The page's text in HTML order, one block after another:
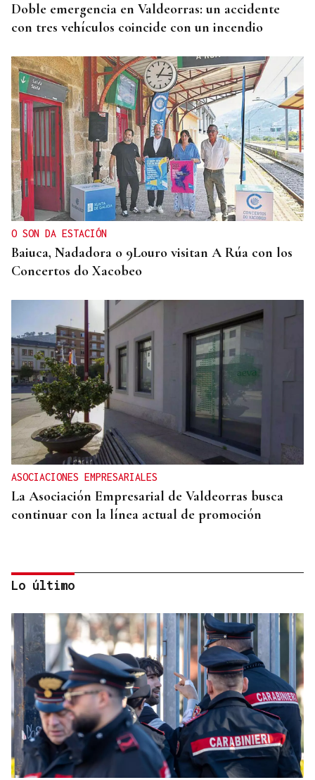
Doble emergencia en Valdeorras: un accidente
con tres vehículos coincide con un incendio
O SON DA ESTACIÓN
Baiuca, Nadadora o 9Louro visitan A Rúa con los
Concertos do Xacobeo
ASOCIACIONES EMPRESARIALES
La Asociación Empresarial de Valdeorras busca
continuar con la línea actual de promoción
DISTRIBUIDORA FAMILIAR
Gaseosas Roca, medio siglo creciendo junto a
Valdeorras y Coca-Cola
Lo último